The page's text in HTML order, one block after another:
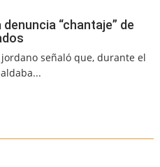
“chantaje” de
señaló que, durante el